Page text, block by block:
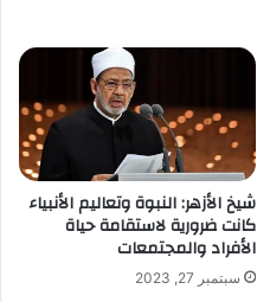
شيخ الأزهر: النبوة وتعاليم الأنبياء
كانت ضرورية لاستقامة حياة
الأفراد والمجتمعات
سبتمبر 27, 2023